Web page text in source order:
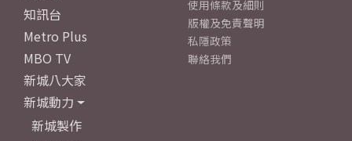
知訊台
Metro Plus
MBO TV
新城八大家
新城動力
新城製作
使用條款及細則
版權及免責聲明
私隱政策
聯絡我們